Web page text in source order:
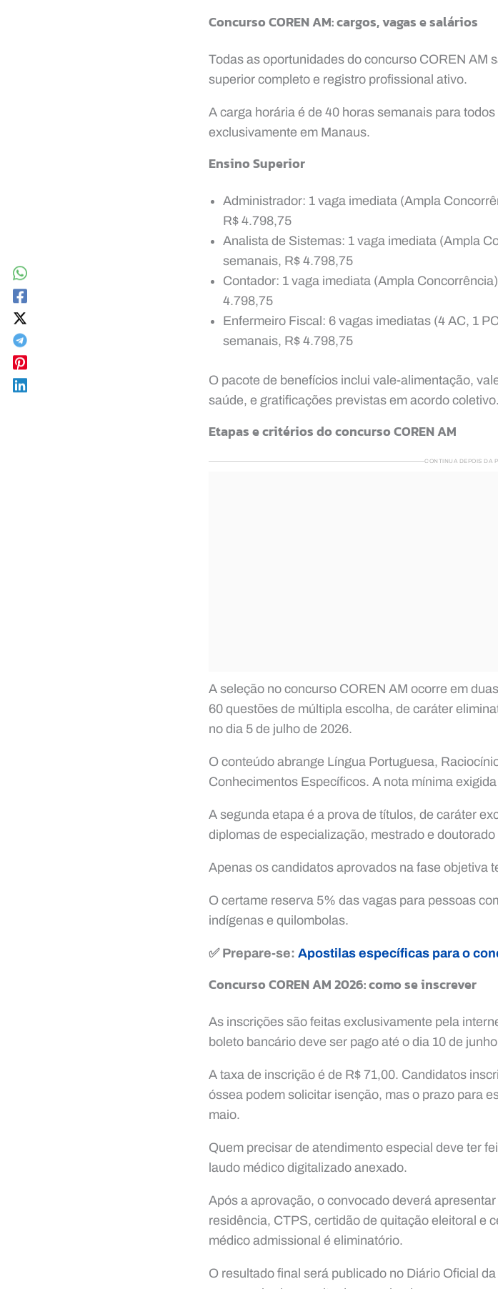
Concurso COREN AM: cargos, vagas e salários
Todas as oportunidades do concurso COREN AM
superior completo e registro profissional ativo.
A carga horária é de 40 horas semanais para
exclusivamente em Manaus.
Ensino Superior
Administrador: 1 vaga imediata (Ampla
R$ 4.798,75
Analista de Sistemas: 1 vaga imediata (Ampla
semanais, R$ 4.798,75
Contador: 1 vaga imediata (Ampla
4.798,75
Enfermeiro Fiscal: 6 vagas imediatas (4 AC, 1
semanais, R$ 4.798,75
O pacote de benefícios inclui vale-alimentação,
saúde, e gratificações previstas em acordo coletivo.
Etapas e critérios do concurso COREN AM
CONTINUA DEPOIS DA
A seleção no concurso COREN AM ocorre em
60 questões de múltipla escolha, de caráter
no dia 5 de julho de 2026.
O conteúdo abrange Língua Portuguesa,
Conhecimentos Específicos. A nota mínima
A segunda etapa é a prova de títulos, de caráter
diplomas de especialização, mestrado e
Apenas os candidatos aprovados na fase objetiva
O certame reserva 5% das vagas para pessoas
indígenas e quilombolas.
✅ Prepare-se: Apostilas específicas para o
Concurso COREN AM 2026: como se inscrever
As inscrições são feitas exclusivamente pela
boleto bancário deve ser pago até o dia 10 de
A taxa de inscrição é de R$ 71,00. Candidatos
óssea podem solicitar isenção, mas o prazo para
maio.
Quem precisar de atendimento especial deve ter
laudo médico digitalizado anexado.
Após a aprovação, o convocado deverá
residência, CTPS, certidão de quitação eleitoral e
médico admissional é eliminatório.
O resultado final será publicado no Diário Oficial